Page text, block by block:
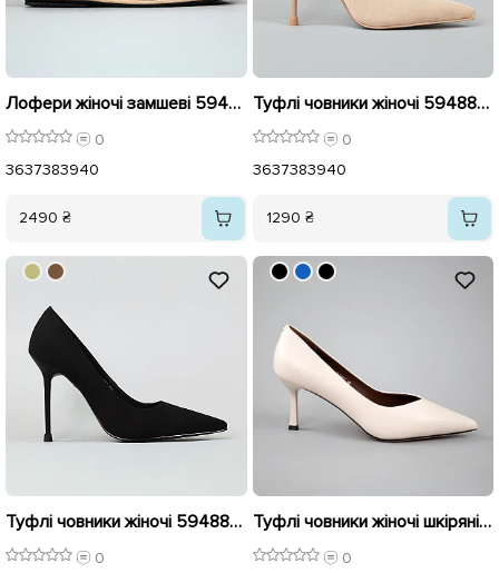
Лофери жіночі замшеві 594323 Бежеві
0
3637383940
2490 ₴
Туфлі човники жіночі 594885 Бежеві
0
3637383940
1290 ₴
Туфлі човники жіночі 594884 Чорні
0
Туфлі човники жіночі шкіряні 594209 Бежеві
0